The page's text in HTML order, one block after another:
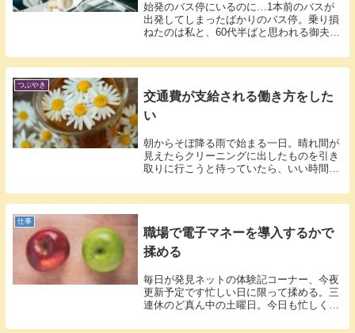
始発のバス停にいるのに…1本前のバスが
出発してしまったばかりのバス停。乗り損
ねたのは私と、60代半ばと思われる御夫婦
つぶやき
交通費が支給される働き方をした
い
朝からそぼ降る雨で始まる一日。晴れ間が
見えたらクリーニングに出したものを引き
取りに行こうと待っていたら、いい時間に
仕事
職場で電子マネーを導入するかで
揉める
毎日が発見ネットの体験記コーナー、今夜
更新予定です忙しい日に限って揉める。三
連休のど真ん中の土曜日。今日も忙しく働